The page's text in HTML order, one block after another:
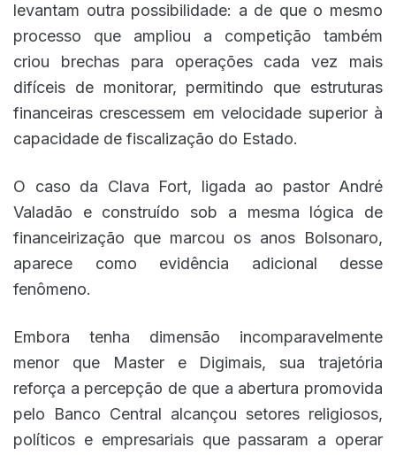
levantam outra possibilidade: a de que o mesmo
processo que ampliou a competição também
criou brechas para operações cada vez mais
difíceis de monitorar, permitindo que estruturas
financeiras crescessem em velocidade superior à
capacidade de fiscalização do Estado.
O caso da Clava Fort, ligada ao pastor André
Valadão e construído sob a mesma lógica de
financeirização que marcou os anos Bolsonaro,
aparece como evidência adicional desse
fenômeno.
Embora tenha dimensão incomparavelmente
menor que Master e Digimais, sua trajetória
reforça a percepção de que a abertura promovida
pelo Banco Central alcançou setores religiosos,
políticos e empresariais que passaram a operar